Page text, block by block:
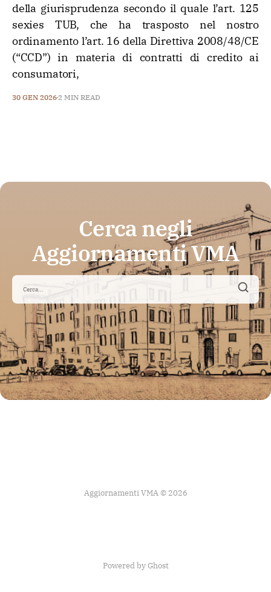
della giurisprudenza secondo il quale l’art. 125
sexies TUB, che ha trasposto nel nostro
ordinamento l’art. 16 della Direttiva 2008/48/CE
(“CCD”) in materia di contratti di credito ai
consumatori,
30 GEN 20262 MIN READ
Cerca negli
Aggiornamenti VMA
Aggiornamenti VMA © 2026
Powered by Ghost